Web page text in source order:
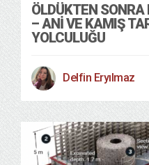
ÖLDÜKTEN SONRA
– ANI VE KAMIŞ
YOLCULUĞU
Delfin Eryılmaz